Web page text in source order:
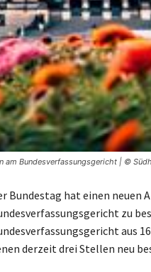
am Bundesverfassungsgericht | ©
Bundestag hat einen
zu
aus
derzeit drei Stellen neu